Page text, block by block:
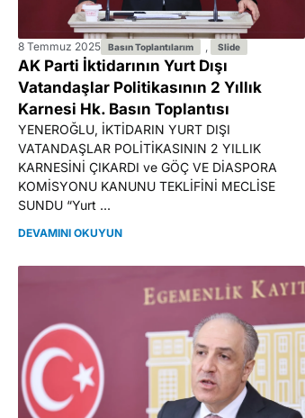
8 Temmuz 2025 Basın Toplantılarım , Slide
AK Parti İktidarının Yurt Dışı
Vatandaşlar Politikasının 2 Yıllık
Karnesi Hk. Basın Toplantısı
YENEROĞLU, İKTİDARIN YURT DIŞI
VATANDAŞLAR POLİTİKASININ 2 YILLIK
KARNESİNİ ÇIKARDI ve GÖÇ VE DİASPORA
KOMİSYONU KANUNU TEKLİFİNİ MECLİSE
SUNDU “Yurt ...
DEVAMINI OKUYUN